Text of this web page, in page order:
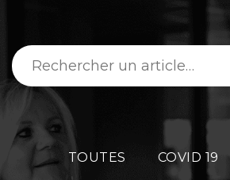
TOUTES COVID 19